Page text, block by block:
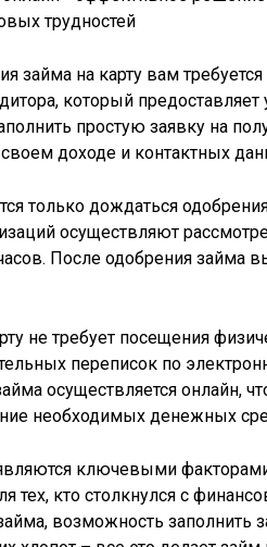
займа на карту вам
который предоставляет
простую заявку на
доходе и контактных
только дождаться
осуществляют
После одобрения займа
не требует посещения
переписок по
осуществляется онлайн,
необходимых денежных
ключевыми
тех, кто столкнулся с
возможность заполнить